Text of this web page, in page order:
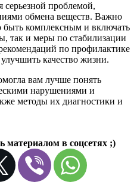
проблемой,
обмена веществ. Важно
быть комплексным и включать
так и меры по стабилизации
по профилактике
качество жизни.
вам лучше понять
нарушениями и
методы их диагностики и
материалом в соцсетях ;)